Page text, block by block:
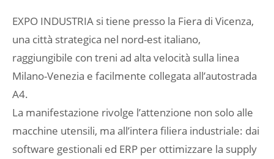
EXPO INDUSTRIA si tiene presso la Fiera di Vicenza,
una città strategica nel nord-est italiano,
raggiungibile con treni ad alta velocità sulla linea
Milano-Venezia e facilmente collegata all’autostrada
A4.
La manifestazione rivolge l’attenzione non solo alle
macchine utensili, ma all’intera filiera industriale: dai
software gestionali ed ERP per ottimizzare la supply